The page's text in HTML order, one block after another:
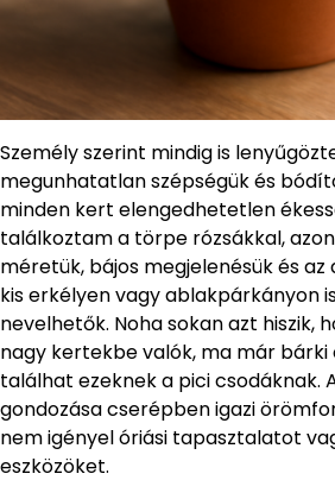
Személy szerint mindig is
megunhatatlan szépségük és
minden kert elengedhetetlen
találkoztam a törpe rózsákkal,
méretük, bájos megjelenésük és
kis erkélyen vagy ablakpárkányon
nevelhetők. Noha sokan azt hiszik,
nagy kertekbe valók, ma már
találhat ezeknek a pici csodáknak.
gondozása cserépben igazi
nem igényel óriási tapasztalatot
eszközöket.